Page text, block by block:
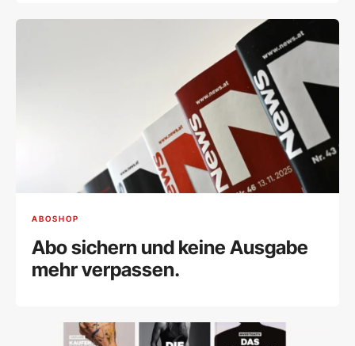
ABOSHOP
Abo sichern und keine Ausgabe
mehr verpassen.